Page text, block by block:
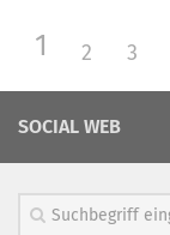
1 2 3
SOCIAL WEB